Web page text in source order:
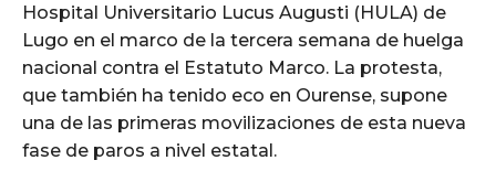
Hospital Universitario Lucus Augusti (HULA) de
Lugo en el marco de la tercera semana de huelga
nacional contra el Estatuto Marco. La protesta,
que también ha tenido eco en Ourense, supone
una de las primeras movilizaciones de esta nueva
fase de paros a nivel estatal.